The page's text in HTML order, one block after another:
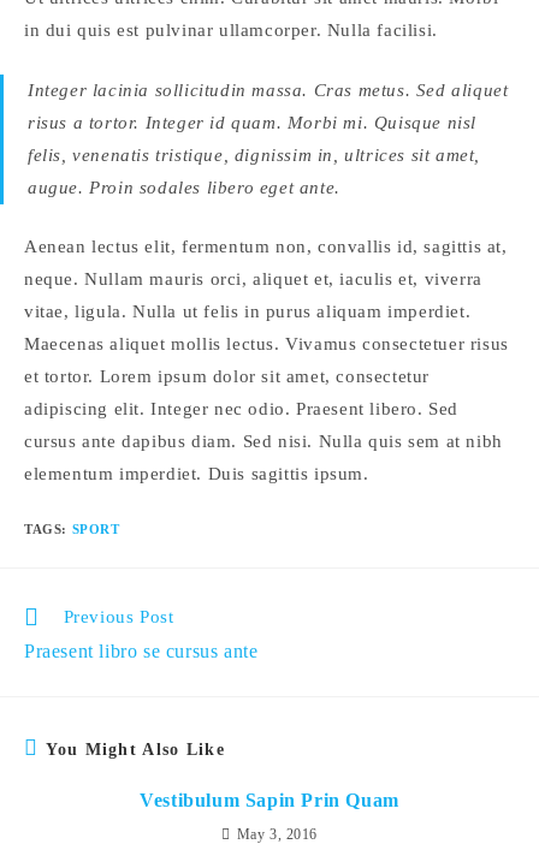
in dui quis est pulvinar ullamcorper. Nulla facilisi.
Integer lacinia sollicitudin massa. Cras metus. Sed aliquet
risus a tortor. Integer id quam. Morbi mi. Quisque nisl
felis, venenatis tristique, dignissim in, ultrices sit amet,
augue. Proin sodales libero eget ante.
Aenean lectus elit, fermentum non, convallis id, sagittis at,
neque. Nullam mauris orci, aliquet et, iaculis et, viverra
vitae, ligula. Nulla ut felis in purus aliquam imperdiet.
Maecenas aliquet mollis lectus. Vivamus consectetuer risus
et tortor. Lorem ipsum dolor sit amet, consectetur
adipiscing elit. Integer nec odio. Praesent libero. Sed
cursus ante dapibus diam. Sed nisi. Nulla quis sem at nibh
elementum imperdiet. Duis sagittis ipsum.
TAGS: SPORT
Previous Post
Praesent libro se cursus ante
You Might Also Like
Vestibulum Sapin Prin Quam
May 3, 2016